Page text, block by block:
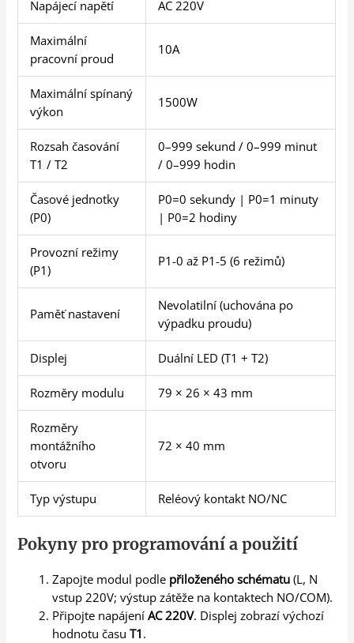
Napájecí napětí AC 220V
Maximální
pracovní proud
10A
Maximální spínaný
výkon
1500W
Rozsah časování
T1 / T2
0–999 sekund / 0–999 minut
/ 0–999 hodin
Časové jednotky
(P0)
P0=0 sekundy | P0=1 minuty
| P0=2 hodiny
Provozní režimy
(P1)
P1-0 až P1-5 (6 režimů)
Paměť nastavení
Nevolatilní (uchována po
výpadku proudu)
Displej Duální LED (T1 + T2)
Rozměry modulu 79 × 26 × 43 mm
Rozměry
montážního
otvoru
72 × 40 mm
Typ výstupu Reléový kontakt NO/NC
Pokyny pro programování a použití
Zapojte modul podle přiloženého schématu (L, N
vstup 220V; výstup zátěže na kontaktech NO/COM).
Připojte napájeníAC 220V. Displej zobrazí výchozí
hodnotu časuT1 .